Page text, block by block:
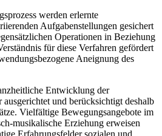
werden erlernte
Aufgabenstellungen gesichert
Operationen in Beziehung
für diese Verfahren gefördert
Aneignung des
Entwicklung der
und berücksichtigt deshalb
Vielfältige Bewegungsangebote im
musikalische Erziehung erweisen
Erfahrungsfelder sozialen und